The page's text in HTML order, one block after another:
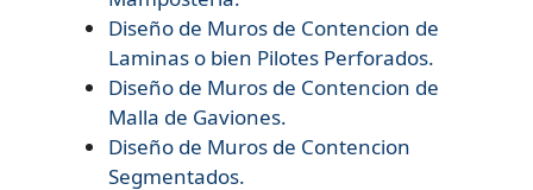
Diseño de Muros de Contencion de
Laminas o bien Pilotes Perforados.
Diseño de Muros de Contencion de
Malla de Gaviones.
Diseño de Muros de Contencion
Segmentados.